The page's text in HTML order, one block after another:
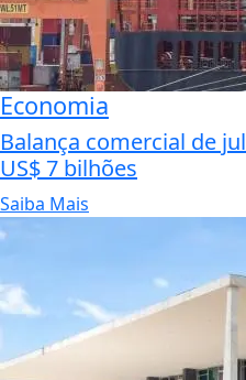
Economia
Balança comercial de
US$ 7 bilhões
Saiba Mais